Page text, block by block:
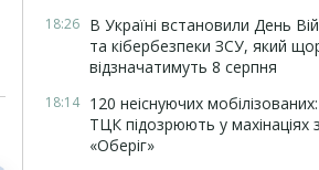
18:26 В Україні встановили День
та кібербезпеки ЗСУ, який
відзначатимуть 8 серпня
18:14 120 неіснуючих
ТЦК підозрюють у махінаціях
«Оберіг»